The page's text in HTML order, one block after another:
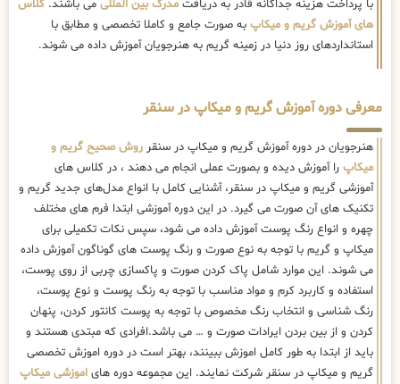
با پرداخت هزینه جداگانه قادر به دریافت مدرک بین المللی می باشند. کلاس
های آموزش گریم و میکاپ به صورت جامع و کاملا تخصصی و مطابق با
استانداردهای روز دنیا در زمینه گریم به هنرجویان آموزش داده می شوند.
معرفی دوره آموزش گریم و میکاپ در سنقر
هنرجویان در دوره آموزش گریم و میکاپ در سنقر روش صحیح گریم و
میکاپ را آموزش دیده و بصورت عملی انجام می دهند ، در کلاس های
آموزشی گریم و میکاپ در سنقر، آشنایی کامل با انواع مدل‌های جدید گریم و
تکنیک های آن صورت می گیرد. در این دوره آموزشی ابتدا فرم های مختلف
چهره و انواع رنگ پوست آموزش داده می شود، سپس نکات تکمیلی برای
میکاپ و گریم با توجه به نوع صورت و رنگ پوست های گوناگون آموزش داده
می شوند. این موارد شامل پاک کردن صورت و پاکسازی چربی از روی پوست،
استفاده و کاربرد کرم و مواد مناسب با توجه به رنگ پوست و نوع پوست،
رنگ شناسی و انتخاب رنگ مخصوص با توجه به پوست کانتور کردن، پنهان
کردن و از بین بردن ایرادات صورت و … می باشد.افرادی که مبتدی هستند و
باید از ابتدا به طور کامل اموزش ببینند، بهتر است در دوره اموزش تخصصی
گریم و میکاپ در سنقر شرکت نمایند. این مجموعه دوره های اموزشی میکاپ